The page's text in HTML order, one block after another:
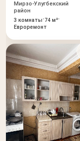
Мирзо-Улугбекский
район
3 комнаты•74 м²•
Евроремонт